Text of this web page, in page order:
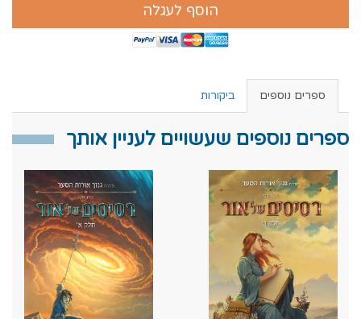
הוסף לעגלה
ספרים נוספים ביקורות
ספרים נוספים שעשויים לעניין אותך